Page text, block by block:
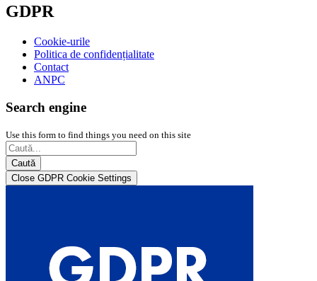
GDPR
Cookie-urile
Politica de confidențialitate
Contact
ANPC
Search engine
Use this form to find things you need on this site
Caută
Close GDPR Cookie Settings